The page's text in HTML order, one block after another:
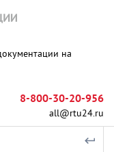
на
8-800-30-20-956
all@rtu24.ru